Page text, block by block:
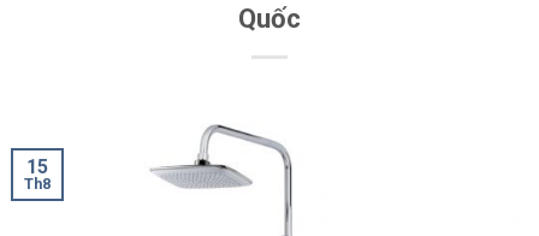
Quốc
15
Th8